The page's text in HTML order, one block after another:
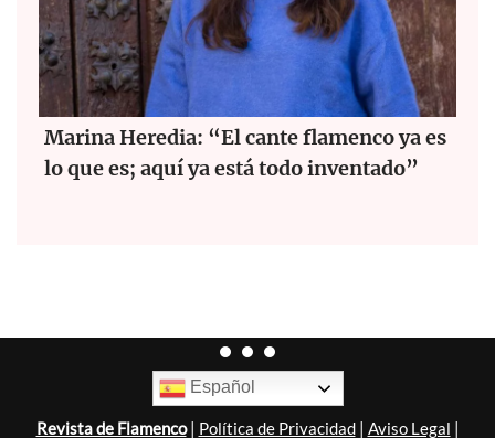
Marina Heredia: “El cante flamenco ya es
lo que es; aquí ya está todo inventado”
Español
Revista de Flamenco| Política de Privacidad| Aviso Legal |